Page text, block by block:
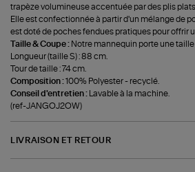
trapèze volumineuse accentuée par des plis
Elle est confectionnée à partir d'un mélange de
est doté de poches fendues pratiques pour offrir
Taille & Coupe : Notre mannequin porte une taille
Longueur (taille S) : 88 cm.
Tour de taille : 74 cm.
Composition :100% Polyester - recyclé.
Conseil d'entretien : Lavable à la machine.
(ref-JANGOJ2OW)
LIVRAISON ET RETOUR